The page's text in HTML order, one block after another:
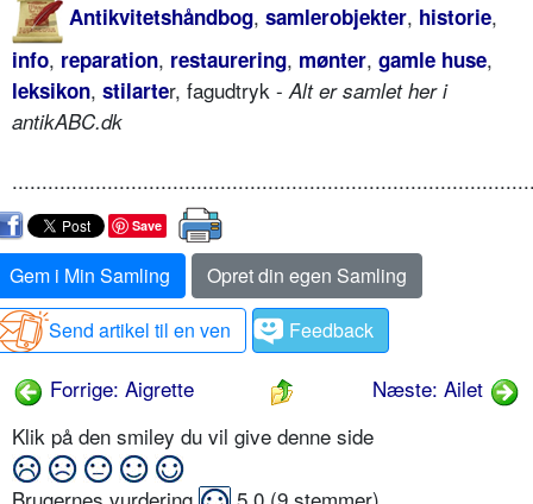
Antikvitetshåndbog, samlerobjekter, historie,
info, reparation, restaurering, mønter, gamle huse,
leksikon, stilarter, fagudtryk -Alt er samlet her i
antikABC.dk
Save
Gem i Min Samling
Opret din egen Samling
Send artikel til en ven
Feedback
Forrige: Aigrette
Næste: Ailet
Klik på den smiley du vil give denne side